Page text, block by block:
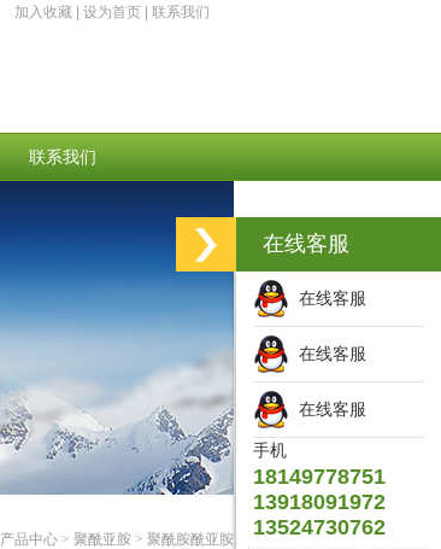
加入收藏 设为首页 联系我们
联系我们
产品中心 > 聚酰亚胺 > 聚酰胺酰亚胺
在线客服
在线客服
在线客服
在线客服
手机
18149778751
13918091972
13524730762